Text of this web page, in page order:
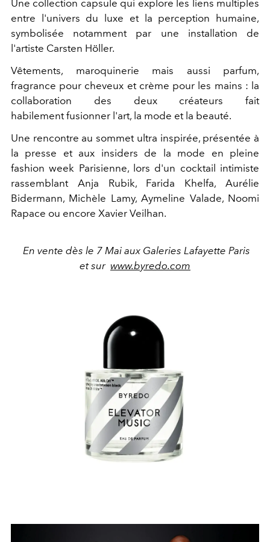
Une collection capsule qui explore les liens multiples
entre l'univers du luxe et la perception humaine,
symbolisée notamment par une installation de
l'artiste Carsten Höller.
Vêtements, maroquinerie mais aussi parfum,
fragrance pour cheveux et crème pour les mains : la
collaboration des deux créateurs fait
habilement fusionner l'art, la mode et la beauté.
Une rencontre au sommet ultra inspirée, présentée à
la presse et aux insiders de la mode en pleine
fashion week Parisienne, lors d'un cocktail intimiste
rassemblant Anja Rubik, Farida Khelfa, Aurélie
Bidermann, Michèle Lamy, Aymeline Valade, Noomi
Rapace ou encore Xavier Veilhan.
En vente dès le 7 Mai aux Galeries Lafayette Paris
et sur www.byredo.com